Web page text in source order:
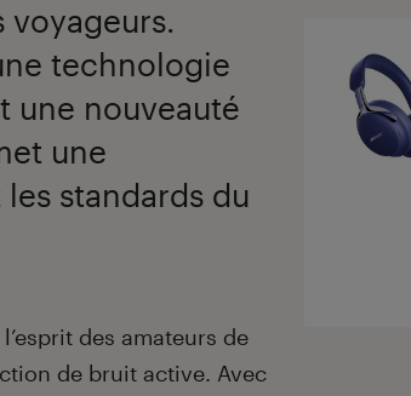
voyageurs.
technologie
une nouveauté
une
standards du
des amateurs de
de bruit active. Avec